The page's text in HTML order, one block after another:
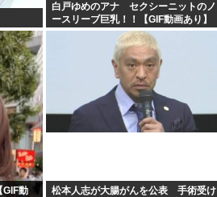
白戸ゆめのアナ セクシーニットのノ
ースリーブ巨乳！！【GIF動画あり】
動
松本人志が大腸がんを公表 手術受け